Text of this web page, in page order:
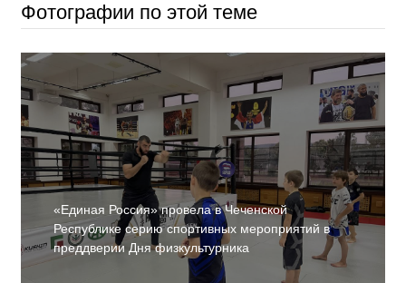
Фотографии по этой теме
«Единая Россия» провела в Чеченской
Республике серию спортивных мероприятий в
преддверии Дня физкультурника